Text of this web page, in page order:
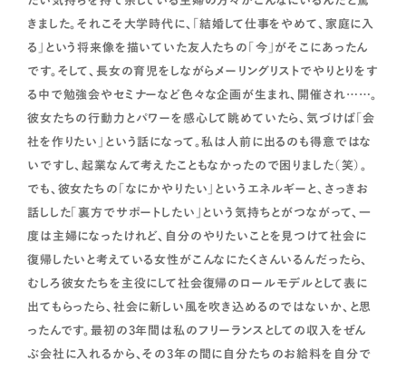
きました。それこそ大学時代に、「結婚して仕事をやめて、家庭に入
る」という将来像を描いていた友人たちの「今」がそこにあったん
です。そして、長女の育児をしながらメーリングリストでやりとりをす
る中で勉強会やセミナーなど色々な企画が生まれ、開催され……。
彼女たちの行動力とパワーを感心して眺めていたら、気づけば「会
社を作りたい」という話になって。私は人前に出るのも得意ではな
いですし、起業なんて考えたこともなかったので困りました（笑）。
でも、彼女たちの「なにかやりたい」というエネルギーと、さっきお
話しした「裏方でサポートしたい」という気持ちとがつながって、一
度は主婦になったけれど、自分のやりたいことを見つけて社会に
復帰したいと考えている女性がこんなにたくさんいるんだったら、
むしろ彼女たちを主役にして社会復帰のロールモデルとして表に
出てもらったら、社会に新しい風を吹き込めるのではないか、と思
ったんです。最初の3年間は私のフリーランスとしての収入をぜん
ぶ会社に入れるから、その3年の間に自分たちのお給料を自分で